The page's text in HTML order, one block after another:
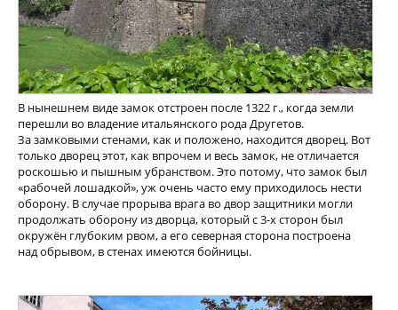
В нынешнем виде замок отстроен после 1322 г., когда земли
перешли во владение итальянского рода Другетов.
За замковыми стенами, как и положено, находится дворец. Вот
только дворец этот, как впрочем и весь замок, не отличается
роскошью и пышным убранством. Это потому, что замок был
«рабочей лошадкой», уж очень часто ему приходилось нести
оборону. В случае прорыва врага во двор защитники могли
продолжать оборону из дворца, который с 3-х сторон был
окружён глубоким рвом, а его северная сторона построена
над обрывом, в стенах имеются бойницы.